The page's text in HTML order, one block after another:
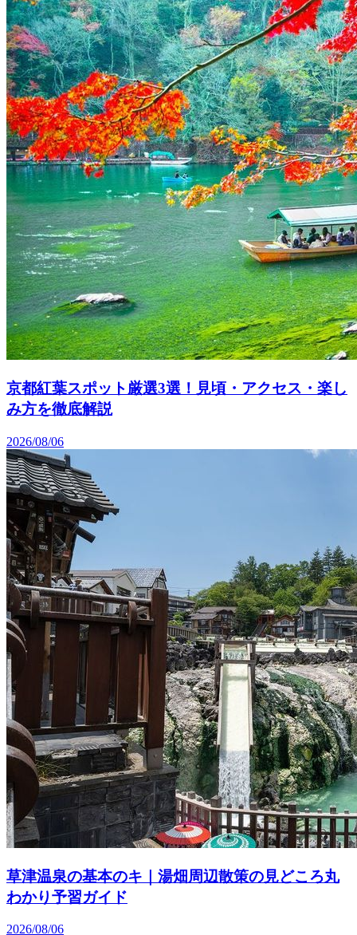
京都紅葉スポット厳選3選！見頃・アクセス・楽し
み方を徹底解説
2026/08/06
草津温泉の基本のキ｜湯畑周辺散策の見どころ丸
わかり予習ガイド
2026/08/06